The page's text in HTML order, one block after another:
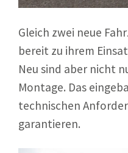
Gleich zwei neue
bereit zu ihrem
Neu sind aber nicht
Montage. Das
technischen
garantieren.